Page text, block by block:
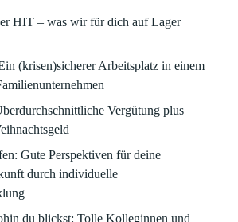
HIT – was wir für dich auf Lager
(krisen)sicherer Arbeitsplatz in einem
Vergütung plus
Gute Perspektiven für deine
durch individuelle
du blickst:Tolle Kolleginnen und